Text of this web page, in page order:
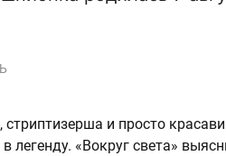
стриптизерша и просто
легенду. «Вокруг света»